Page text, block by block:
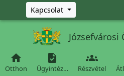
Ugrás a fő tartalomra
Kapcsolat

Otthon

Ügyintéz…

Részvétel